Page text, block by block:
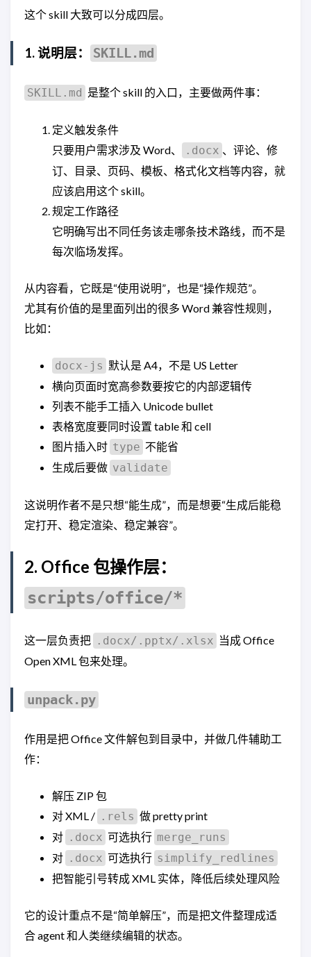
这个 skill 大致可以分成四层。
1. 说明层： SKILL.md
SKILL.md 是整个 skill 的入口，主要做两件事：
定义触发条件
只要用户需求涉及 Word、
.docx 、评论、修
订、目录、页码、模板、格式化文档等内容，就
应该启用这个 skill。
规定工作路径
它明确写出不同任务该走哪条技术路线，而不是
每次临场发挥。
从内容看，它既是“使用说明”，也是“操作规范”。
尤其有价值的是里面列出的很多 Word 兼容性规则，
比如：
docx-js 默认是 A4，不是 US Letter
横向页面时宽高参数要按它的内部逻辑传
列表不能手工插入 Unicode bullet
表格宽度要同时设置 table 和 cell
图片插入时 type 不能省
生成后要做 validate
这说明作者不是只想“能生成”，而是想要“生成后能稳
定打开、稳定渲染、稳定兼容”。
2. Office 包操作层：
scripts/office/*
这一层负责把 .docx/.pptx/.xlsx 当成 Office
Open XML 包来处理。
unpack.py
作用是把 Office 文件解包到目录中，并做几件辅助工
作：
解压 ZIP 包
对 XML / .rels 做 pretty print
对 .docx 可选执行 merge_runs
对 .docx 可选执行 simplify_redlines
把智能引号转成 XML 实体，降低后续处理风险
它的设计重点不是“简单解压”，而是把文件整理成适
合 agent 和人类继续编辑的状态。